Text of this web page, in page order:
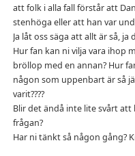
att folk i alla fall förstår att
stenhöga eller att han var
Ja låt oss säga att allt är så,
Hur fan kan ni vilja vara ihop
bröllop med en annan? Hur
någon som uppenbart är så
varit????
Blir det ändå inte lite svårt
frågan?
Har ni tänkt så någon gång?